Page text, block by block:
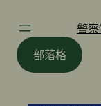
警
部落格